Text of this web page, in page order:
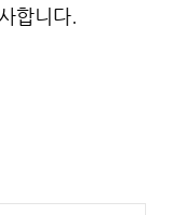
합니다.